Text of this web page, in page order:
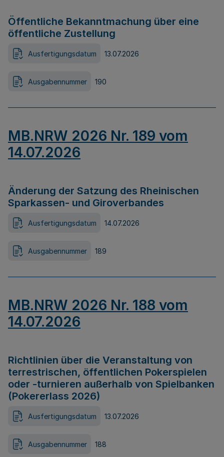
Öffentliche Bekanntmachung über eine
öffentliche Zustellung
Ausfertigungsdatum 13.07.2026
Ausgabennummer 190
MB.NRW 2026 Nr. 189 vom
14.07.2026
Änderung der Satzung des Rheinischen
Sparkassen- und Giroverbandes
Ausfertigungsdatum 14.07.2026
Ausgabennummer 189
MB.NRW 2026 Nr. 188 vom
14.07.2026
Richtlinien über die Veranstaltung von
terrestrischen, öffentlichen Pokerspielen
oder -turnieren außerhalb von Spielbanken
(Pokererlass 2026)
Ausfertigungsdatum 13.07.2026
Ausgabennummer 188